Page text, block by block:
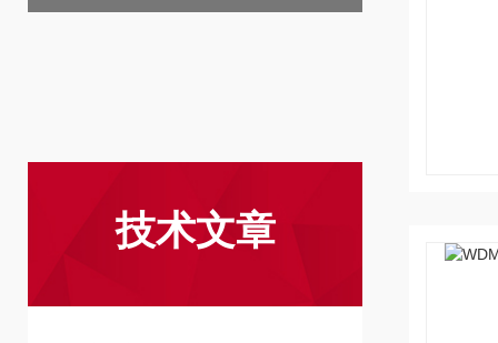
技术文章